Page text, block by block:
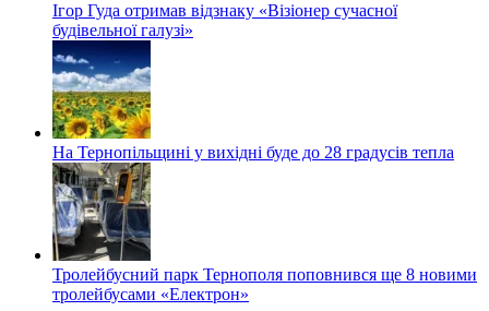
Ігор Гуда отримав відзнаку «Візіонер сучасної
будівельної галузі»
На Тернопільщині у вихідні буде до 28 градусів тепла
Тролейбусний парк Тернополя поповнився ще 8 новими
тролейбусами «Електрон»